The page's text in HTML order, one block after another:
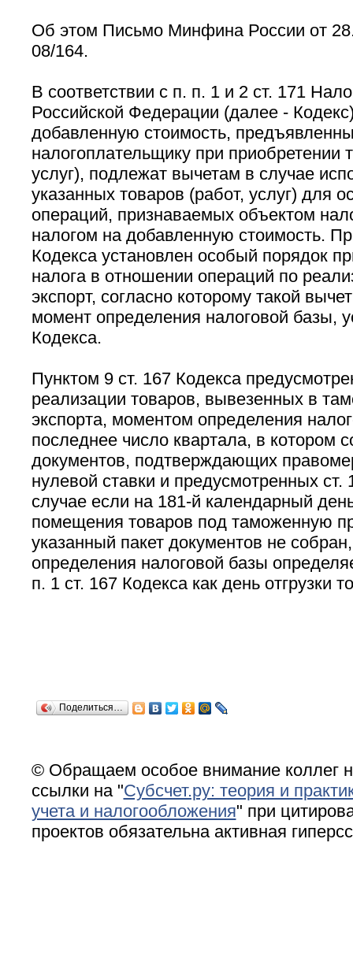
Об этом Письмо Минфина России от
08/164.
В соответствии с п. п. 1 и 2 ст. 171
Российской Федерации (далее -
добавленную стоимость,
налогоплательщику при приобретении
услуг), подлежат вычетам в случае
указанных товаров (работ, услуг) для
операций, признаваемых объектом
налогом на добавленную стоимость.
Кодекса установлен особый порядок
налога в отношении операций по
экспорт, согласно которому такой
момент определения налоговой базы,
Кодекса.
Пунктом 9 ст. 167 Кодекса
реализации товаров, вывезенных в
экспорта, моментом определения
последнее число квартала, в котором
документов, подтверждающих
нулевой ставки и предусмотренных ст.
случае если на 181-й календарный
помещения товаров под таможенную
указанный пакет документов не
определения налоговой базы
п. 1 ст. 167 Кодекса как день отгрузки
Поделиться…
© Обращаем особое внимание коллег
ссылки на "Субсчет.ру: теория и
учета и налогообложения" при
проектов обязательна активная